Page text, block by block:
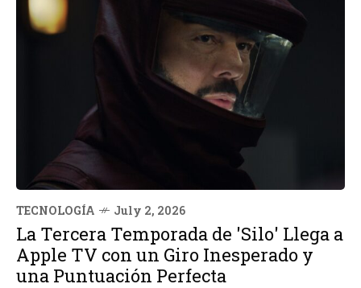
TECNOLOGÍA July 2, 2026
La Tercera Temporada de 'Silo' Llega a
Apple TV con un Giro Inesperado y
una Puntuación Perfecta